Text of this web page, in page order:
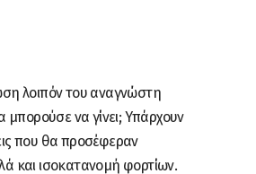
λοιπόν του αναγνώστη
μπορούσε να γίνει; Υπάρχουν
που θα προσέφεραν
και ισοκατανομή φορτίων.